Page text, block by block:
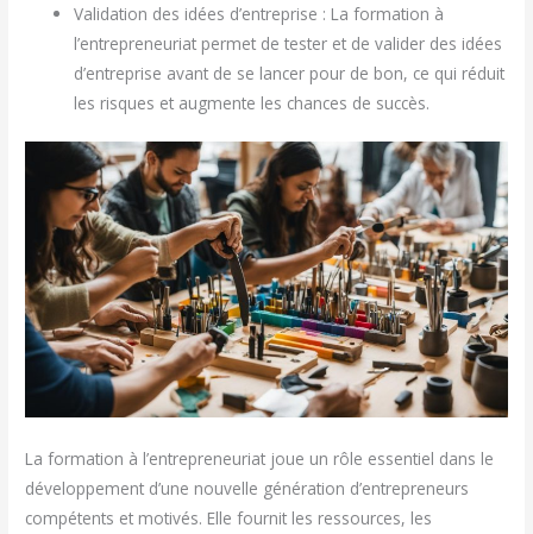
Validation des idées d’entreprise : La formation à
l’entrepreneuriat permet de tester et de valider des idées
d’entreprise avant de se lancer pour de bon, ce qui réduit
les risques et augmente les chances de succès.
La formation à l’entrepreneuriat joue un rôle essentiel dans le
développement d’une nouvelle génération d’entrepreneurs
compétents et motivés. Elle fournit les ressources, les